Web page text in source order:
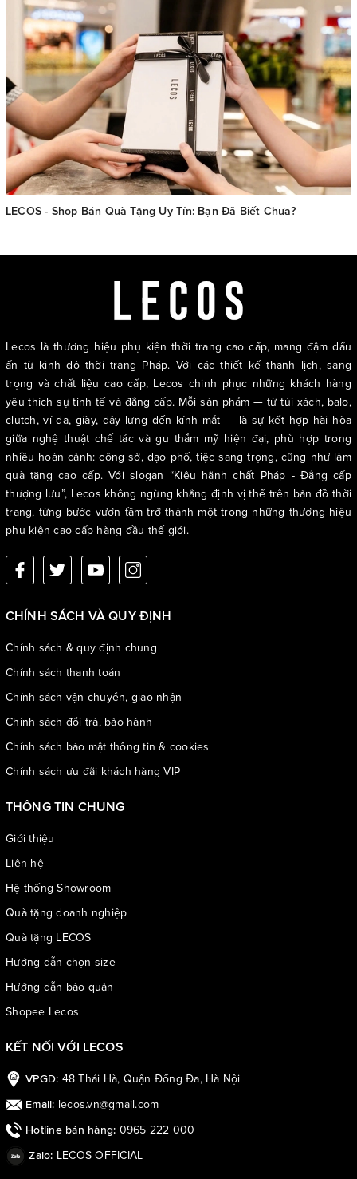
LECOS - Shop Bán Quà Tặng Uy Tín: Bạn Đã Biết Chưa?
Lecos là thương hiệu phụ kiện thời trang cao cấp, mang đậm dấu
ấn từ kinh đô thời trang Pháp. Với các thiết kế thanh lịch, sang
trọng và chất liệu cao cấp, Lecos chinh phục những khách hàng
yêu thích sự tinh tế và đẳng cấp. Mỗi sản phẩm — từ túi xách, balo,
clutch, ví da, giày, dây lưng đến kính mắt — là sự kết hợp hài hòa
giữa nghệ thuật chế tác và gu thẩm mỹ hiện đại, phù hợp trong
nhiều hoàn cảnh: công sở, dạo phố, tiệc sang trọng, cũng như làm
quà tặng cao cấp. Với slogan “Kiêu hãnh chất Pháp - Đẳng cấp
thượng lưu”, Lecos không ngừng khẳng định vị thế trên bản đồ thời
trang, từng bước vươn tầm trở thành một trong những thương hiệu
phụ kiện cao cấp hàng đầu thế giới.
CHÍNH SÁCH VÀ QUY ĐỊNH
Chính sách & quy định chung
Chính sách thanh toán
Chính sách vận chuyển, giao nhận
Chính sách đổi trả, bảo hành
Chính sách bảo mật thông tin & cookies
Chính sách ưu đãi khách hàng VIP
THÔNG TIN CHUNG
Giới thiệu
Liên hệ
Hệ thống Showroom
Quà tặng doanh nghiệp
Quà tặng LECOS
Hướng dẫn chọn size
Hướng dẫn bảo quản
Shopee Lecos
KẾT NỐI VỚI LECOS
VPGD: 48 Thái Hà, Quận Đống Đa, Hà Nội
Email: lecos.vn@gmail.com
Hotline bán hàng: 0965 222 000
Zalo: LECOS OFFICIAL